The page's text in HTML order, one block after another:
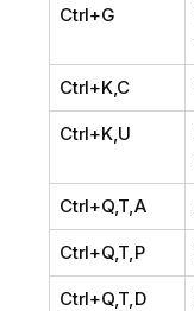
Ctrl+G
Ctrl+K,C
Ctrl+K,U
Ctrl+Q,T,A
Ctrl+Q,T,P
Ctrl+Q,T,D